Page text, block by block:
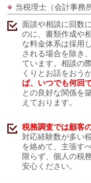
当税理士（会計事務
面談や相談に回数
のに、書類作成や
な料金体系は採用
される場合を除き
ています。相談の
くりとお話をおう
ば、いつでも何回
との良好な関係を
えております。
税務調査では顧客
対応経験数が多い
を絡めて、主張す
限らず、個人の税
安心ください。